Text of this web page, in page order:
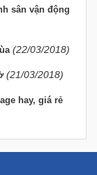
sân vận động
(22/03/2018)
(21/03/2018)
hay, giá rẻ